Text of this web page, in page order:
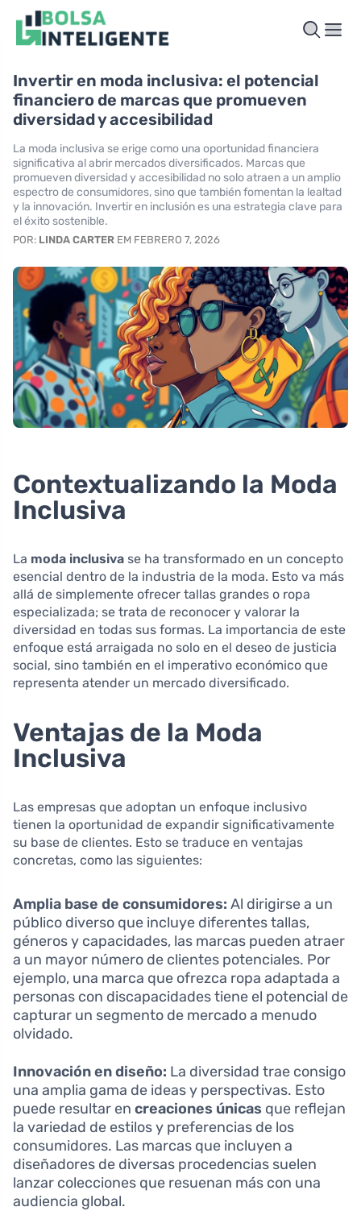
Invertir en moda inclusiva: el potencial
financiero de marcas que promueven
diversidad y accesibilidad
La moda inclusiva se erige como una oportunidad financiera
significativa al abrir mercados diversificados. Marcas que
promueven diversidad y accesibilidad no solo atraen a un amplio
espectro de consumidores, sino que también fomentan la lealtad
y la innovación. Invertir en inclusión es una estrategia clave para
el éxito sostenible.
POR: LINDA CARTER EM FEBRERO 7, 2026
Contextualizando la Moda
Inclusiva
La moda inclusiva se ha transformado en un concepto
esencial dentro de la industria de la moda. Esto va más
allá de simplemente ofrecer tallas grandes o ropa
especializada; se trata de reconocer y valorar la
diversidad en todas sus formas. La importancia de este
enfoque está arraigada no solo en el deseo de justicia
social, sino también en el imperativo económico que
representa atender un mercado diversificado.
Ventajas de la Moda
Inclusiva
Las empresas que adoptan un enfoque inclusivo
tienen la oportunidad de expandir significativamente
su base de clientes. Esto se traduce en ventajas
concretas, como las siguientes:
Amplia base de consumidores: Al dirigirse a un
público diverso que incluye diferentes tallas,
géneros y capacidades, las marcas pueden atraer
a un mayor número de clientes potenciales. Por
ejemplo, una marca que ofrezca ropa adaptada a
personas con discapacidades tiene el potencial de
capturar un segmento de mercado a menudo
olvidado.
Innovación en diseño: La diversidad trae consigo
una amplia gama de ideas y perspectivas. Esto
puede resultar en creaciones únicas que reflejan
la variedad de estilos y preferencias de los
consumidores. Las marcas que incluyen a
diseñadores de diversas procedencias suelen
lanzar colecciones que resuenan más con una
audiencia global.